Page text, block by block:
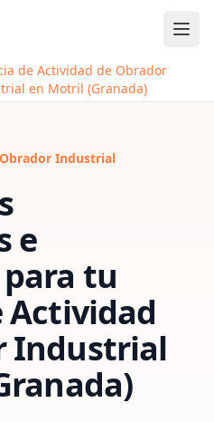
de Actividad de Obrador
en Motril (Granada)
Industrial
e
tu
Actividad
Industrial